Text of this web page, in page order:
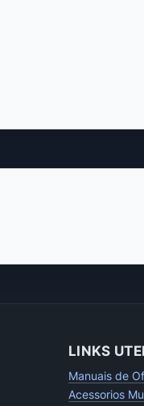
LINKS
Manuais de
Acessorios